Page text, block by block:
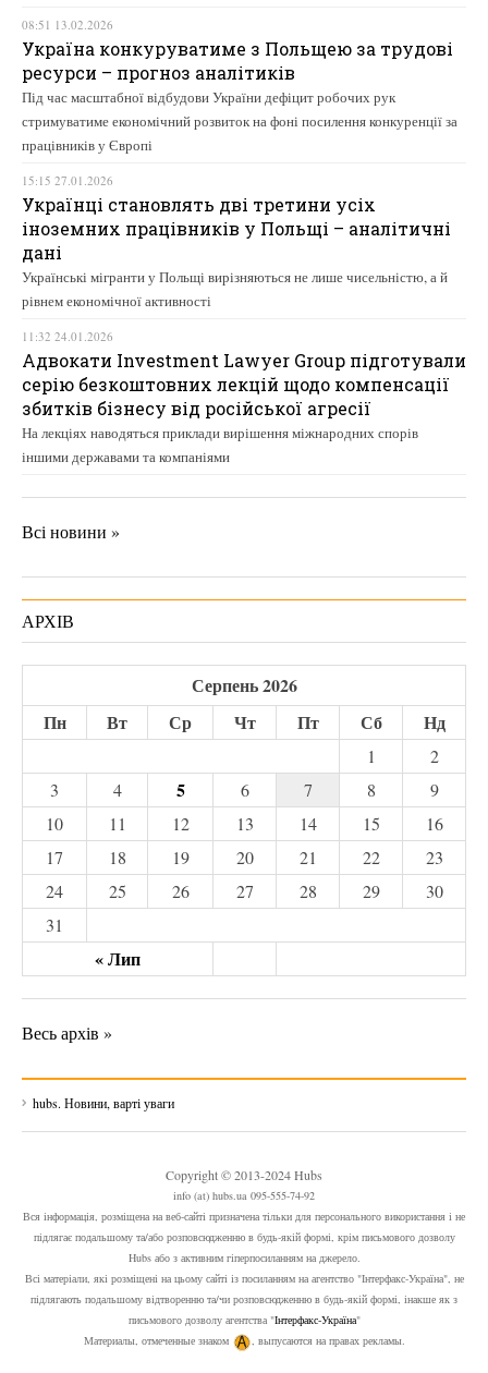
08:51 13.02.2026
Україна конкуруватиме з Польщею за трудові
ресурси – прогноз аналітиків
Під час масштабної відбудови України дефіцит робочих рук
стримуватиме економічний розвиток на фоні посилення конкуренції за
працівників у Європі
15:15 27.01.2026
Українці становлять дві третини усіх
іноземних працівників у Польщі – аналітичні
дані
Українські мігранти у Польщі вирізняються не лише чисельністю, а й
рівнем економічної активності
11:32 24.01.2026
Адвокати Investment Lawyer Group підготували
серію безкоштовних лекцій щодо компенсації
збитків бізнесу від російської агресії
На лекціях наводяться приклади вирішення міжнародних спорів
іншими державами та компаніями
Всі новини »
АРХІВ
Серпень 2026
Пн
Вт Ср Чт Пт Сб Нд
« Лип
1
2
3
4 5 6 7 8
9
10
11 12 13 14 15
16
17
18 19 20 21 22
23
24
25 26 27 28 29
30
31
Весь архів »
hubs. Новини, варті уваги
Copyright © 2013-2024 Hubs
info (at) hubs.ua 095-555-74-92
Вся інформація, розміщена на веб-сайті призначена тільки для персонального використання і не
підлягає подальшому та/або розповсюдженню в будь-якій формі, крім письмового дозволу
Hubs або з активним гіперпосиланням на джерело.
Всі матеріали, які розміщені на цьому сайті із посиланням на агентство "Інтерфакс-Україна", не
підлягають подальшому відтворенню та/чи розповсюдженню в будь-якій формі, інакше як з
письмового дозволу агентства "Інтерфакс-Україна"
Материалы, отмеченные знаком
, выпусаются на правах рекламы.